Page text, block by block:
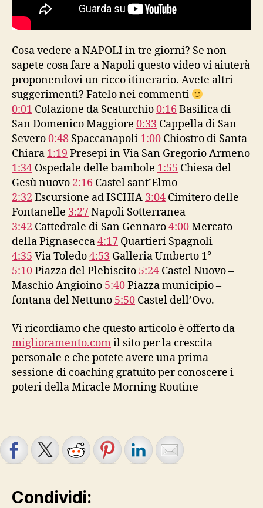
Cosa vedere a NAPOLI in tre giorni? Se non
sapete cosa fare a Napoli questo video vi aiuterà
proponendovi un ricco itinerario. Avete altri
suggerimenti? Fatelo nei commenti
0:01 Colazione da Scaturchio0:16 Basilica di
San Domenico Maggiore 0:33 Cappella di San
Severo0:48 Spaccanapoli 1:00 Chiostro di Santa
Chiara 1:19 Presepi in Via San Gregorio Armeno
1:34 Ospedale delle bambole 1:55 Chiesa del
Gesù nuovo 2:16 Castel sant’Elmo
2:32 Escursione ad ISCHIA 3:04 Cimitero delle
Fontanelle 3:27Napoli Sotterranea
3:42 Cattedrale di San Gennaro4:00Mercato
della Pignasecca4:17 Quartieri Spagnoli
4:35 Via Toledo4:53 Galleria Umberto 1°
5:10Piazza del Plebiscito 5:24 Castel Nuovo –
Maschio Angioino 5:40Piazza municipio –
fontana del Nettuno 5:50 Castel dell’Ovo.
Vi ricordiamo che questo articolo è offerto da
miglioramento.comil sito per la crescita
personale e che potete avere una prima
sessione di coaching gratuito per conoscere i
poteri della Miracle Morning Routine
Condividi: